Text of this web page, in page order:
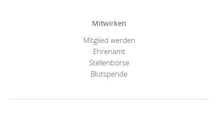
Mitwirken
Mitglied werden
Ehrenamt
Stellenbörse
Blutspende